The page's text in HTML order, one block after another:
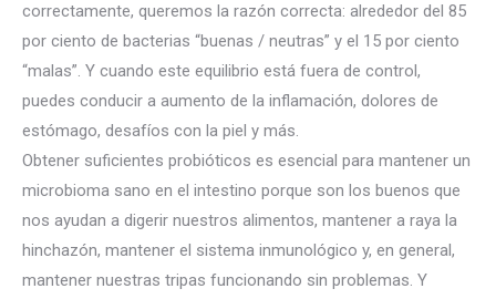
correctamente, queremos la razón correcta: alrededor del 85
por ciento de bacterias “buenas / neutras” y el 15 por ciento
“malas”. Y cuando este equilibrio está fuera de control,
puedes conducir a aumento de la inflamación, dolores de
estómago, desafíos con la piel y más.
Obtener suficientes probióticos es esencial para mantener un
microbioma sano en el intestino porque son los buenos que
nos ayudan a digerir nuestros alimentos, mantener a raya la
hinchazón, mantener el sistema inmunológico y, en general,
mantener nuestras tripas funcionando sin problemas. Y